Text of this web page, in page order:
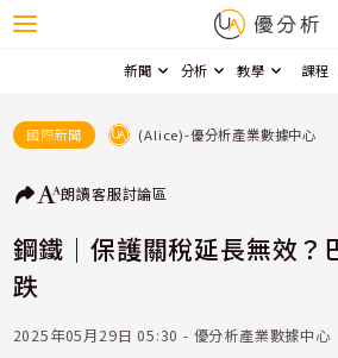
新聞 分析 教學 課程
國際新聞 (Alice)-優分析產業數據中心
朗讀客服討論區
鋼鐵｜保護關稅延長無效？
跌
2025年05月29日 05:30 - 優分析產業數據中心